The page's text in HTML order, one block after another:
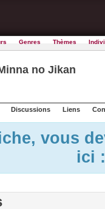
Genres Thèmes
no Jikan
Discussions Liens
vous
ici